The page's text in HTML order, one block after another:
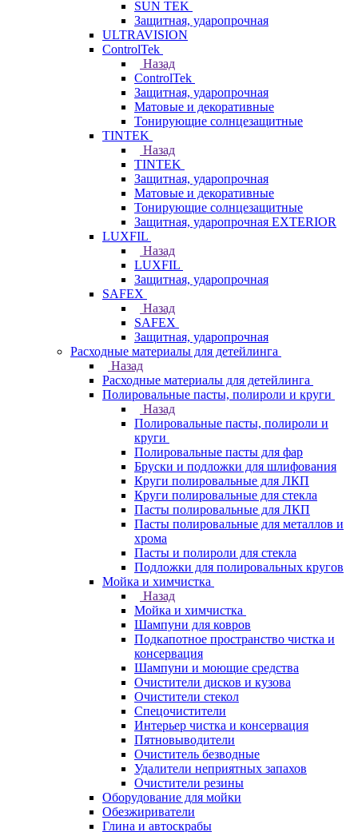
SUN TEK
Защитная, ударопрочная
ULTRAVISION
ControlTek
Назад
ControlTek
Защитная, ударопрочная
Матовые и декоративные
Тонирующие солнцезащитные
TINTEK
Назад
TINTEK
Защитная, ударопрочная
Матовые и декоративные
Тонирующие солнцезащитные
Защитная, ударопрочная EXTERIOR
LUXFIL
Назад
LUXFIL
Защитная, ударопрочная
SAFEX
Назад
SAFEX
Защитная, ударопрочная
Расходные материалы для детейлинга
Назад
Расходные материалы для детейлинга
Полировальные пасты, полироли и круги
Назад
Полировальные пасты, полироли и
круги
Полировальные пасты для фар
Бруски и подложки для шлифования
Круги полировальные для ЛКП
Круги полировальные для стекла
Пасты полировальные для ЛКП
Пасты полировальные для металлов и
хрома
Пасты и полироли для стекла
Подложки для полировальных кругов
Мойка и химчистка
Назад
Мойка и химчистка
Шампуни для ковров
Подкапотное пространство чистка и
консервация
Шампуни и моющие средства
Очистители дисков и кузова
Очистители стекол
Спецочистители
Интерьер чистка и консервация
Пятновыводители
Очиститель безводные
Удалители неприятных запахов
Очистители резины
Оборудование для мойки
Обезжириватели
Глина и автоскрабы